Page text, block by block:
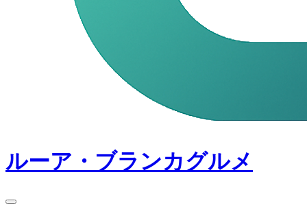
ルーア・ブランカグルメ